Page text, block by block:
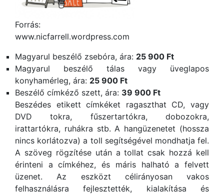
Forrás:
www.nicfarrell.wordpress.com
Magyarul beszélő zsebóra, ára: 25 900 Ft
Magyarul beszélő tálas vagy üveglapos
konyhamérleg, ára: 25 900 Ft
Beszélő címkéző szett, ára: 39 900 Ft
Beszédes etikett címkéket ragaszthat CD, vagy
DVD tokra, fűszertartókra, dobozokra,
irattartókra, ruhákra stb. A hangüzenetet (hossza
nincs korlátozva) a toll segítségével mondhatja fel.
A szöveg rögzítése után a tollat csak hozzá kell
érinteni a címkéhez, és máris halható a felvett
üzenet. Az eszközt célirányosan vakos
felhasználásra fejlesztették, kialakítása és